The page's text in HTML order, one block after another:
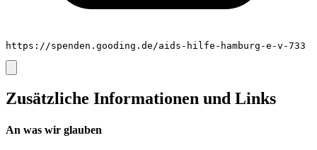
https://spenden.gooding.de/aids-hilfe-hamburg-e-v-733
Zusätzliche Informationen und Links
An was wir glauben